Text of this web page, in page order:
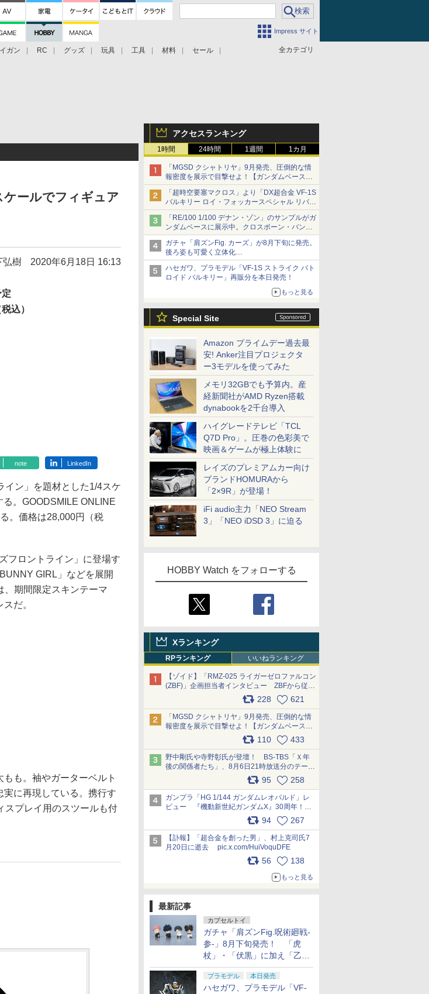
Impress サイト
全カテゴリ
ガン RC グッズ 玩具 工具 材料 セール
アクセスランキング
1時間 24時間 1週間 1カ月
「MGSD クシャトリヤ」9月発売、圧倒的な情
報密度を展示で目撃せよ！【ガンダムベース撮
り下ろし】
「超時空要塞マクロス」より「DX超合金 VF-1S
バルキリー ロイ・フォッカースペシャル リバイ
バルVer.」本日発売！
「RE/100 1/100 デナン・ゾン」のサンプルがガ
ンダムベースに展示中。クロスボーン・バンガ
ードの制式量産機が間もなく発送【ガンダムベ
ース撮り下ろし】
ガチャ「肩ズンFig. カーズ」が8月下旬に発売。
後ろ姿も可愛く立体化
ライトニング・マックィーンやメーターなど4
種がラインナップ
ハセガワ、プラモデル「VF-1S ストライク バト
ロイド バルキリー」再販分を本日発売！
もっと見る
Special Site
Amazon プライムデー過去最
安! Anker注目プロジェクタ
ー3モデルを使ってみた
メモリ32GBでも予算内。産
経新聞社がAMD Ryzen搭載
dynabookを2千台導入
ハイグレードテレビ「TCL
Q7D Pro」。圧巻の色彩美で
映画＆ゲームが極上体験に
レイズのプレミアムカー向け
ブランドHOMURAから
「2×9R」が登場！
iFi audio主力「NEO Stream
3」「NEO iDSD 3」に迫る
HOBBY Watch をフォローする
Xランキング
RPランキング いいねランキング
【ゾイド】「RMZ-025 ライガーゼロファルコン
(ZBF)」企画担当者インタビュー ZBFから従来
デザインまで再現可能なボリューム満点のキッ
ト pic.x.com/6zOqQAQKkX
228 621
「MGSD クシャトリヤ」9月発売、圧倒的な情
報密度を展示で目撃せよ！【ガンダムベース撮
り下ろし】 pic.x.com/3rPjsfk7qZ
110 433
野中剛氏や寺野彰氏が登壇！ BS-TBS「Ｘ年
後の関係者たち」、8月6日21時放送分のテーマ
は「超合金」！ pic.x.com/uWyt1uyuFm
95 258
ガンプラ「HG 1/144 ガンダムレオパルド」レ
ビュー 『機動新世紀ガンダムX』30周年！イ
ンナーアームガトリングの変形機構まで再現し
最新フォーマットでキット化！
pic.x.com/nszPIDTpbg
94 267
【訃報】「超合金を創った男」、村上克司氏7
月20日に逝去 pic.x.com/HuiVoquDFE
56 138
もっと見る
最新記事
カプセルトイ
ガチャ「肩ズンFig.呪術廻戦-
参-」8月下旬発売！ 「虎
杖」・「伏黒」に加え「乙
骨」・「脹相」がラインナッ
プ
プラモデル 本日発売
ハセガワ、プラモデル「VF-
ケールでフィギュア
弘樹 2020年6月18日 16:13
込）
note LinkedIn
ン」を題材とした1/4スケ
。GOODSMILE ONLINE
。価格は28,000円（税
フロントライン」に登場す
GIRL」などを展開
、期間限定スキンテーマ
だ。
も。袖やガーターベルト
に再現している。携行す
スプレイ用のスツールも付